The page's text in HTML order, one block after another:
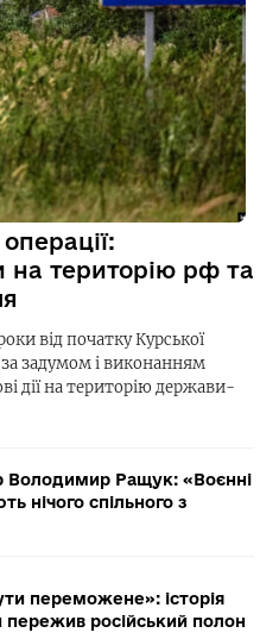
на територію рф та
від початку Курської
задумом і виконанням
дії на територію держави-
Володимир Ращук: «Воєнні
нічого спільного з
переможене»: історія
пережив російський полон